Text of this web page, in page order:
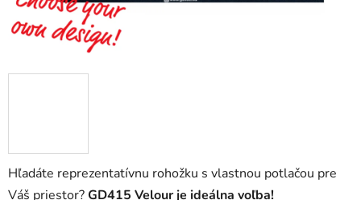
Hľadáte reprezentatívnu rohožku s vlastnou potlačou pre
Váš priestor?GD415 Velour je ideálna voľba!